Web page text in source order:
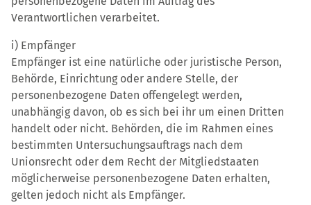
Verantwortlichen verarbeitet.
i) Empfänger
Empfänger ist eine natürliche oder juristische Person,
Behörde, Einrichtung oder andere Stelle, der
personenbezogene Daten offengelegt werden,
unabhängig davon, ob es sich bei ihr um einen Dritten
handelt oder nicht. Behörden, die im Rahmen eines
bestimmten Untersuchungsauftrags nach dem
Unionsrecht oder dem Recht der Mitgliedstaaten
möglicherweise personenbezogene Daten erhalten,
gelten jedoch nicht als Empfänger.